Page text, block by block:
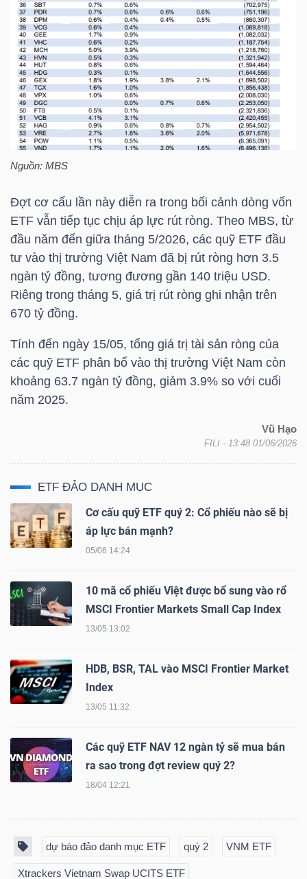
Nguồn: MBS
Đợt cơ cấu lần này diễn ra trong bối cảnh dòng vốn
ETF vẫn tiếp tục chịu áp lực rút ròng. Theo MBS, từ
đầu năm đến giữa tháng 5/2026, các quỹ ETF đầu
tư vào thị trường Việt Nam đã bị rút ròng hơn 3.5
ngàn tỷ đồng, tương đương gần 140 triệu USD.
Riêng trong tháng 5, giá trị rút ròng ghi nhận trên
670 tỷ đồng.
Tính đến ngày 15/05, tổng giá trị tài sản ròng của
các quỹ ETF phân bổ vào thị trường Việt Nam còn
khoảng 63.7 ngàn tỷ đồng, giảm 3.9% so với cuối
năm 2025.
Vũ Hạo
FILI - 13:48 01/06/2026
ETF ĐẢO DANH MỤC
Cơ cấu quỹ ETF quý 2: Cổ phiếu nào sẽ bị
áp lực bán mạnh?
05/06 14:24
10 mã cổ phiếu Việt được bổ sung vào rổ
MSCI Frontier Markets Small Cap Index
13/05 13:02
HDB, BSR, TAL vào MSCI Frontier Market
Index
13/05 11:32
Các quỹ ETF NAV 12 ngàn tỷ sẽ mua bán
ra sao trong đợt review quý 2?
18/04 12:21
dự báo đảo danh mục ETF quý 2 VNM ETF
Xtrackers Vietnam Swap UCITS ETF
TRÁI
PHIẾU
CÔNG
CỤ
ĐẦU
TƯ
TRUY
XUẤT
DỮ
LIỆU
Ngành
VS-
SECTOR
NGUYÊN
VẬT
LIỆU
CÔNG
KHÔNG